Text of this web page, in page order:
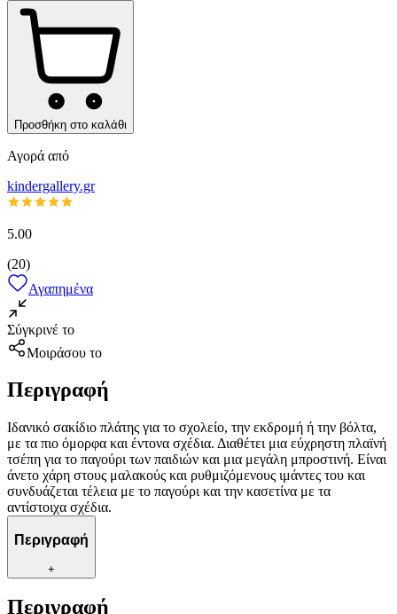
Προσθήκη στο καλάθι
Αγορά από
kindergallery.gr
5.00
(20)
Αγαπημένα
Σύγκρινέ το
Μοιράσου το
Περιγραφή
Ιδανικό σακίδιο πλάτης για το σχολείο, την εκδρομή ή την βόλτα,
με τα πιο όμορφα και έντονα σχέδια. Διαθέτει μια εύχρηστη πλαϊνή
τσέπη για το παγούρι των παιδιών και μια μεγάλη μπροστινή. Είναι
άνετο χάρη στους μαλακούς και ρυθμιζόμενους ιμάντες του και
συνδυάζεται τέλεια με το παγούρι και την κασετίνα με τα
αντίστοιχα σχέδια.
Περιγραφή
+
Περιγραφή